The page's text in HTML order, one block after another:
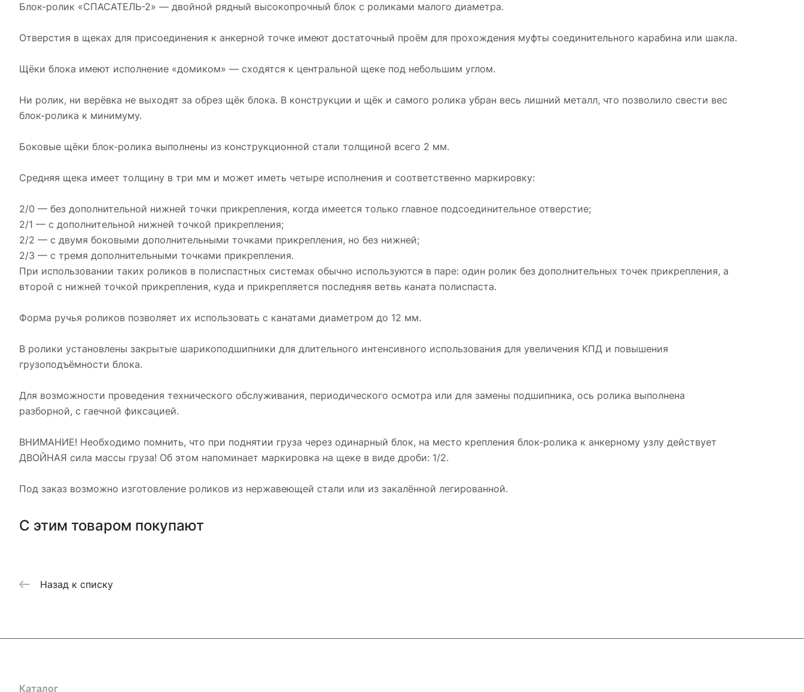
Блок-ролик «СПАСАТЕЛЬ-2» — двойной рядный высокопрочный блок с роликами малого диаметра.
Отверстия в щеках для присоединения к анкерной точке имеют достаточный проём для прохождения муфты соединительного карабина или шакла.
Щёки блока имеют исполнение «домиком» — сходятся к центральной щеке под небольшим углом.
Ни ролик, ни верёвка не выходят за обрез щёк блока. В конструкции и щёк и самого ролика убран весь лишний металл, что позволило свести вес
блок-ролика к минимуму.
Боковые щёки блок-ролика выполнены из конструкционной стали толщиной всего 2 мм.
Средняя щека имеет толщину в три мм и может иметь четыре исполнения и соответственно маркировку:
2/0 — без дополнительной нижней точки прикрепления, когда имеется только главное подсоединительное отверстие;
2/1 — с дополнительной нижней точкой прикрепления;
2/2 — с двумя боковыми дополнительными точками прикрепления, но без нижней;
2/3 — с тремя дополнительными точками прикрепления.
При использовании таких роликов в полиспастных системах обычно используются в паре: один ролик без дополнительных точек прикрепления, а
второй с нижней точкой прикрепления, куда и прикрепляется последняя ветвь каната полиспаста.
Форма ручья роликов позволяет их использовать с канатами диаметром до 12 мм.
В ролики установлены закрытые шарикоподшипники для длительного интенсивного использования для увеличения КПД и повышения
грузоподъёмности блока.
Для возможности проведения технического обслуживания, периодического осмотра или для замены подшипника, ось ролика выполнена
разборной, с гаечной фиксацией.
ВНИМАНИЕ! Необходимо помнить, что при поднятии груза через одинарный блок, на место крепления блок-ролика к анкерному узлу действует
ДВОЙНАЯ сила массы груза! Об этом напоминает маркировка на щеке в виде дроби: 1/2.
Под заказ возможно изготовление роликов из нержавеющей стали или из закалённой легированной.
С этим товаром покупают
Назад к списку
Каталог